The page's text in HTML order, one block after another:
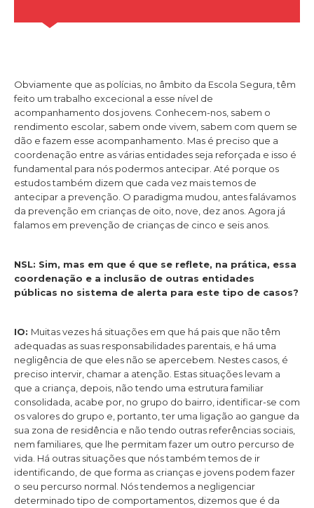
Obviamente que as polícias, no âmbito da Escola Segura, têm
feito um trabalho excecional a esse nível de
acompanhamento dos jovens. Conhecem-nos, sabem o
rendimento escolar, sabem onde vivem, sabem com quem se
dão e fazem esse acompanhamento. Mas é preciso que a
coordenação entre as várias entidades seja reforçada e isso é
fundamental para nós podermos antecipar. Até porque os
estudos também dizem que cada vez mais temos de
antecipar a prevenção. O paradigma mudou, antes falávamos
da prevenção em crianças de oito, nove, dez anos. Agora já
falamos em prevenção de crianças de cinco e seis anos.
NSL: Sim, mas em que é que se reflete, na prática, essa
coordenação e a inclusão de outras entidades
públicas no sistema de alerta para este tipo de casos?
IO: Muitas vezes há situações em que há pais que não têm
adequadas as suas responsabilidades parentais, e há uma
negligência de que eles não se apercebem. Nestes casos, é
preciso intervir, chamar a atenção. Estas situações levam a
que a criança, depois, não tendo uma estrutura familiar
consolidada, acabe por, no grupo do bairro, identificar-se com
os valores do grupo e, portanto, ter uma ligação ao gangue da
sua zona de residência e não tendo outras referências sociais,
nem familiares, que lhe permitam fazer um outro percurso de
vida. Há outras situações que nós também temos de ir
identificando, de que forma as crianças e jovens podem fazer
o seu percurso normal. Nós tendemos a negligenciar
determinado tipo de comportamentos, dizemos que é da